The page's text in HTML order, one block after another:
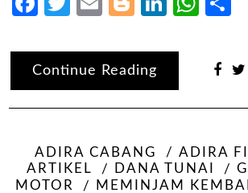
Continue Reading
ADIRA CABANG
ADIRA
ARTIKEL
DANA TUNAI
MOTOR
MEMINJAM